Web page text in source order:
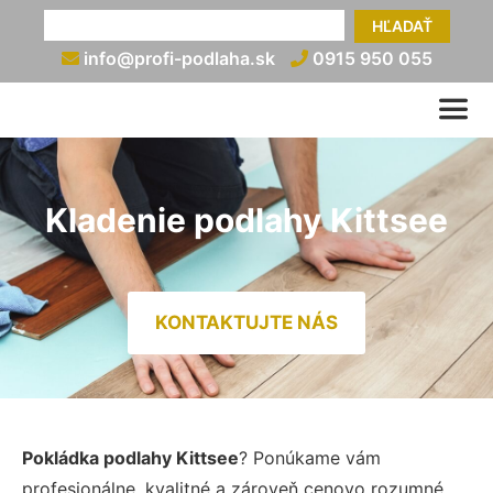
HĽADAŤ
info@profi-podlaha.sk 0915 950 055
Kladenie podlahy Kittsee
KONTAKTUJTE NÁS
Pokládka podlahy Kittsee? Ponúkame vám
profesionálne, kvalitné a zároveň cenovo rozumné